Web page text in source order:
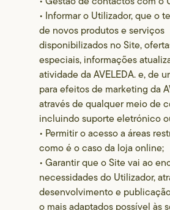
• Informar o Utilizador, que o
de novos produtos e serviços
disponibilizados no Site,
especiais, informações
atividade da AVELEDA. e, de
para efeitos de marketing da
através de qualquer meio de
incluindo suporte eletrónico
• Permitir o acesso a áreas
como é o caso da loja online;
• Garantir que o Site vai ao
necessidades do Utilizador,
desenvolvimento e
o mais adaptados possível às